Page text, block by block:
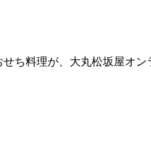
ち料理が、大丸松坂屋オ